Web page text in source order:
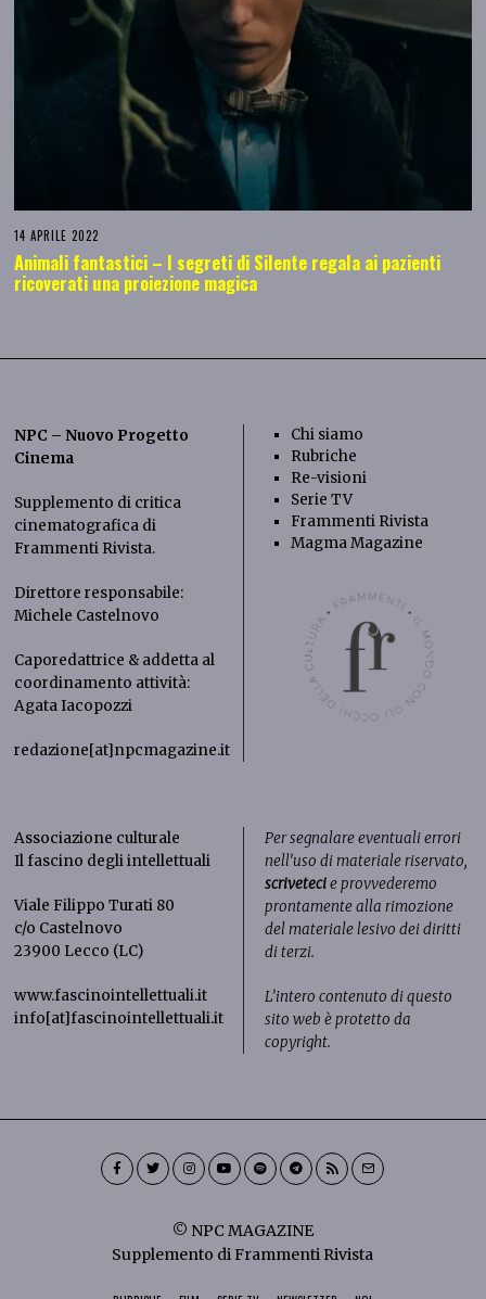
14 APRILE 2022
Animali fantastici – I segreti di Silente regala ai pazienti
ricoverati una proiezione magica
NPC – Nuovo Progetto
Cinema
Supplemento di critica
cinematografica di
Frammenti Rivista.
Direttore responsabile:
Michele Castelnovo
Caporedattrice & addetta al
coordinamento attività:
Agata Iacopozzi
redazione[at]npcmagazine.it
Chi siamo
Rubriche
Re-visioni
Serie TV
Frammenti Rivista
Magma Magazine
Associazione culturale
Il fascino degli intellettuali
Viale Filippo Turati 80
c/o Castelnovo
23900 Lecco (LC)
www.fascinointellettuali.it
info[at]fascinointellettuali.it
Per segnalare eventuali errori
nell’uso di materiale riservato,
scrivetecie provvederemo
prontamente alla rimozione
del materiale lesivo dei diritti
di terzi.
L’intero contenuto di questo
sito web è protetto da
copyright.
© NPC MAGAZINE
Supplemento di Frammenti Rivista